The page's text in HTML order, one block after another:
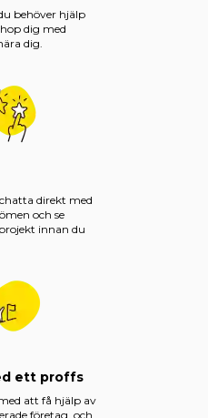
behöver hjälp
dig med
dig.
direkt med
och se
innan du
ett proffs
att få hjälp av
företag, och